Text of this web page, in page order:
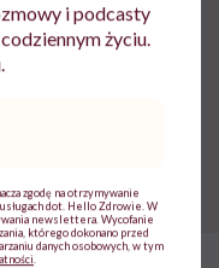
i podcasty
życiu.
zgodę na otrzymywanie
dot. Hello Zdrowie. W
newslettera. Wycofanie
którego dokonano przed
danych osobowych, w tym